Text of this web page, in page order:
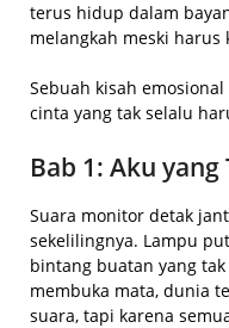
terus hidup dalam
melangkah meski
Sebuah kisah
cinta yang tak selalu
Bab 1: Aku yang
Suara monitor detak
sekelilingnya. Lampu
bintang buatan yang
membuka mata, dunia
suara, tapi karena